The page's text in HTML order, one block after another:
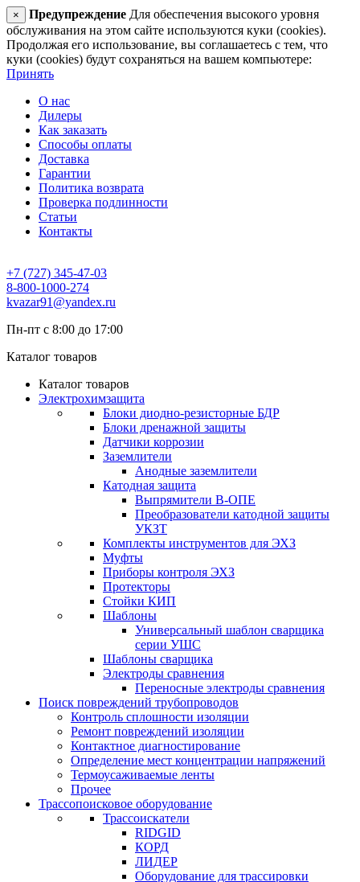
× Предупреждение Для обеспечения высокого уровня
обслуживания на этом сайте используются куки (cookies).
Продолжая его использование, вы соглашаетесь с тем, что
куки (cookies) будут сохраняться на вашем компьютере:
Принять
О нас
Дилеры
Как заказать
Способы оплаты
Доставка
Гарантии
Политика возврата
Проверка подлинности
Статьи
Контакты
+7 (727) 345-47-03
8-800-1000-274
kvazar91@yandex.ru
Пн-пт с 8:00 до 17:00
Каталог товаров
Каталог товаров
Электрохимзащита
Блоки диодно-резисторные БДР
Блоки дренажной защиты
Датчики коррозии
Заземлители
Анодные заземлители
Катодная защита
Выпрямители В-ОПЕ
Преобразователи катодной защиты
УКЗТ
Комплекты инструментов для ЭХЗ
Муфты
Приборы контроля ЭХЗ
Протекторы
Стойки КИП
Шаблоны
Универсальный шаблон сварщика
серии УШС
Шаблоны сварщика
Электроды сравнения
Переносные электроды сравнения
Поиск повреждений трубопроводов
Контроль сплошности изоляции
Ремонт повреждений изоляции
Контактное диагностирование
Определение мест концентрации напряжений
Термоусаживаемые ленты
Прочее
Трассопоисковое оборудование
Трассоискатели
RIDGID
КОРД
ЛИДЕР
Оборудование для трассировки